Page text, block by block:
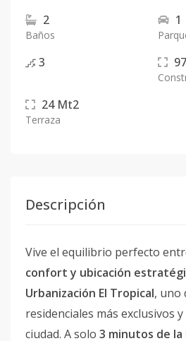
2
Baños
1
3
24 Mt2
Terraza
Descripción
Vive el equilibrio perfecto
confort y ubicación
Urbanización El Tropical, uno
residenciales más exclusivos
ciudad. A solo 3 minutos de la